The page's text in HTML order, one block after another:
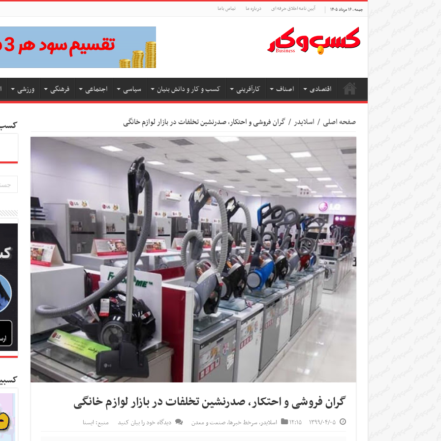
جمعه , ۱۶ مرداد ۱۴۰۵ آیین نامه اخلاق حرفه ای درباره ما تماس باما
اقتصادی اصناف کارآفرینی کسب و کار و دانش بنیان سیاسی اجتماعی فرهنگی ورزشی
صفحه اصلی / اسلایدر / گران فروشی و احتکار، صدرنشین تخلفات در بازار لوازم خانگی
گران فروشی و احتکار، صدرنشین تخلفات در بازار لوازم خانگی
۱۳۹۹/۰۴/۰۵ ۱۲:۱۵ اسلایدر,سرخط خبرها,صنعت و معدن دیدگاه خود را بیان کنید منبع: ایسنا
کسب